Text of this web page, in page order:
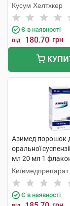
Кусум Хелтхкер
Є в наявності
від 180.70 грн
Азимед порошок
оральної
мл 20 мл 1
Київмедпрепарат
Є в наявності